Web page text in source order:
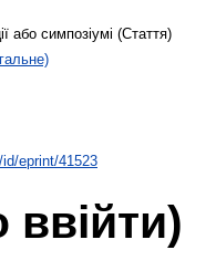
або симпозіумі (Стаття)
eprint/41523
ввійти)